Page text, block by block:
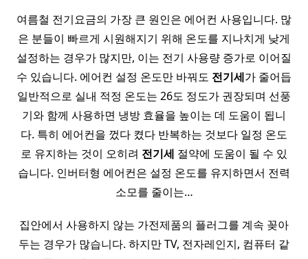
여름철 전기요금의 가장 큰 원인은 에어컨 사용입니다. 많
은 분들이 빠르게 시원해지기 위해 온도를 지나치게 낮게
설정하는 경우가 많지만, 이는 전기 사용량 증가로 이어질
수 있습니다. 에어컨 설정 온도만 바꿔도 전기세가 줄어듭
일반적으로 실내 적정 온도는 26도 정도가 권장되며 선풍
기와 함께 사용하면 냉방 효율을 높이는 데 도움이 됩니
다. 특히 에어컨을 껐다 켰다 반복하는 것보다 일정 온도
로 유지하는 것이 오히려 전기세 절약에 도움이 될 수 있
습니다. 인버터형 에어컨은 설정 온도를 유지하면서 전력
소모를 줄이는…
집안에서 사용하지 않는 가전제품의 플러그를 계속 꽂아
두는 경우가 많습니다. 하지만 TV, 전자레인지, 컴퓨터 같